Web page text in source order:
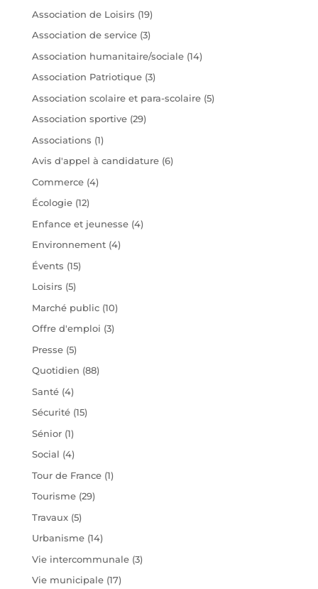
Association de Loisirs (19)
Association de service(3)
Association humanitaire/sociale(14)
Association Patriotique(3)
Association scolaire et para-scolaire(5)
Association sportive(29)
Associations (1)
Avis d'appel à candidature(6)
Commerce(4)
Écologie(12)
Enfance et jeunesse(4)
Environnement(4)
Évents (15)
Loisirs (5)
Marché public(10)
Offre d'emploi (3)
Presse(5)
Quotidien (88)
Santé(4)
Sécurité(15)
Sénior(1)
Social (4)
Tour de France(1)
Tourisme(29)
Travaux(5)
Urbanisme(14)
Vie intercommunale(3)
Vie municipale(17)